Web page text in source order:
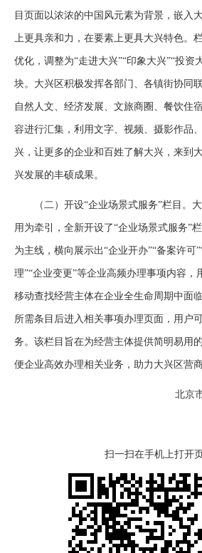
目页面以浓浓的中国风元素为背景，嵌入
上更具亲和力，在要素上更具大兴特色。
优化，调整为“走进大兴”“印象大兴”“投资
块。大兴区积极发挥各部门、各镇街协同
自然人文、经济发展、文旅商圈、餐饮住
容进行汇集，利用文字、视频、摄影作品
兴，让更多的企业和百姓了解大兴，来到
兴发展的丰硕成果。
（二）开设“企业场景式服务”栏目。大
用为牵引，全新开设了“企业场景式服务”
为主线，横向展示出“企业开办”“备案许可
理”“企业变更”等企业高频办理事项内容，
移动查找经营主体在企业全生命周期中面
所需条目后进入相关事项办理页面，用户
务。该栏目旨在为经营主体提供简明易用
便企业高效办理相关业务，助力大兴区营
北京市
扫一扫在手机上打开